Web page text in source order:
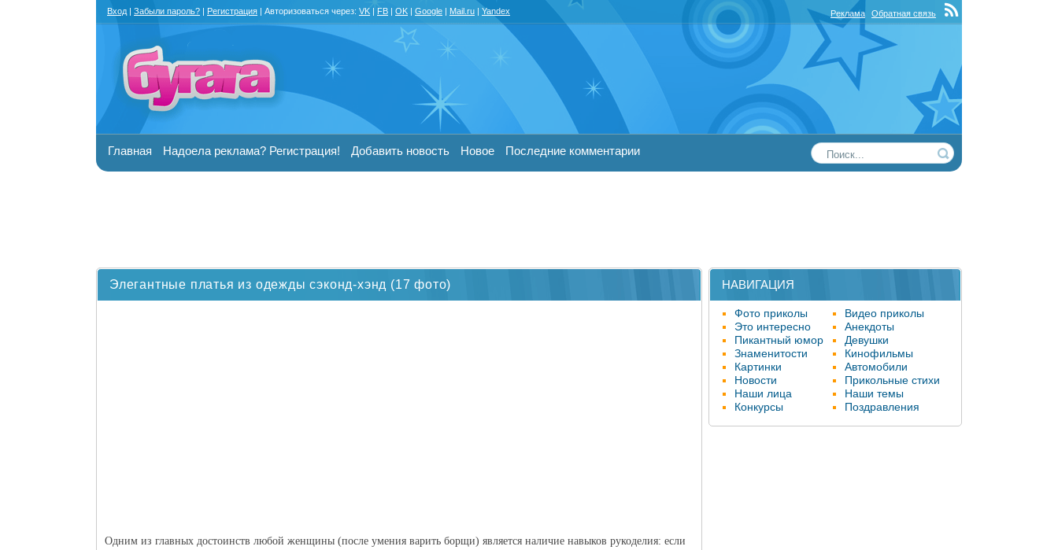
Элегантные платья из одежды сэконд-хэнд (17 фото)
Одним из главных достоинств любой женщины (после умения варить борщи) является наличие навыков рукоделия: если
НАВИГАЦИЯ
Фото приколы
Видео приколы
Это интересно
Анекдоты
Пикантный юмор
Девушки
Знаменитости
Кинофильмы
Картинки
Автомобили
Новости
Прикольные стихи
Наши лица
Наши темы
Конкурсы
Поздравления
Вход | Забыли пароль? | Регистрация | Авторизоваться через: VK | FB | OK | Google | Mail.ru | Yandex Реклама Обратная связь
Главная Надоела реклама? Регистрация! Добавить новость Новое Последние комментарии